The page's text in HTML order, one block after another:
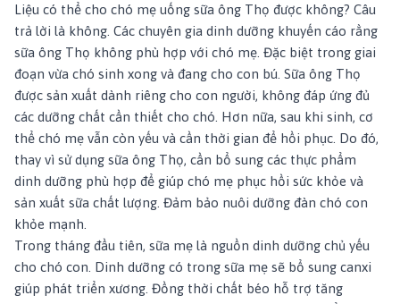
Liệu có thể cho chó mẹ uống sữa ông Thọ được không? Câu
trả lời là không. Các chuyên gia dinh dưỡng khuyến cáo rằng
sữa ông Thọ không phù hợp với chó mẹ. Đặc biệt trong giai
đoạn vừa chó sinh xong và đang cho con bú. Sữa ông Thọ
được sản xuất dành riêng cho con người, không đáp ứng đủ
các dưỡng chất cần thiết cho chó. Hơn nữa, sau khi sinh, cơ
thể chó mẹ vẫn còn yếu và cần thời gian để hồi phục. Do đó,
thay vì sử dụng sữa ông Thọ, cần bổ sung các thực phẩm
dinh dưỡng phù hợp để giúp chó mẹ phục hồi sức khỏe và
sản xuất sữa chất lượng. Đảm bảo nuôi dưỡng đàn chó con
khỏe mạnh.
Trong tháng đầu tiên, sữa mẹ là nguồn dinh dưỡng chủ yếu
cho chó con. Dinh dưỡng có trong sữa mẹ sẽ bổ sung canxi
giúp phát triển xương. Đồng thời chất béo hỗ trợ tăng